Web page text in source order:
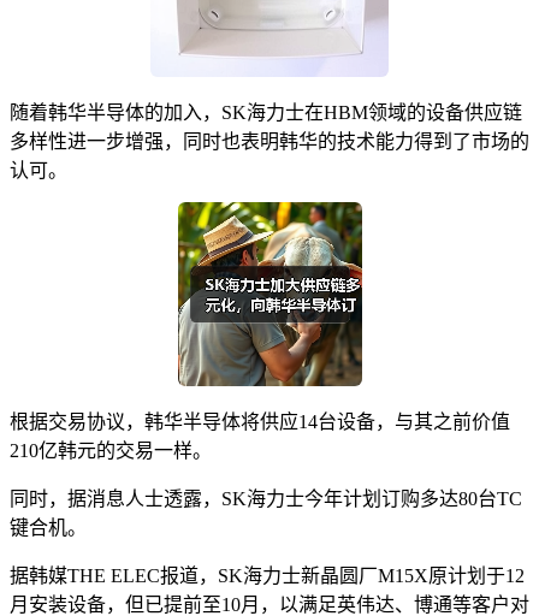
随着韩华半导体的加入，SK海力士在HBM领域的设备供应链
多样性进一步增强，同时也表明韩华的技术能力得到了市场的
认可。
根据交易协议，韩华半导体将供应14台设备，与其之前价值
210亿韩元的交易一样。
同时，据消息人士透露，SK海力士今年计划订购多达80台TC
键合机。
据韩媒THE ELEC报道，SK海力士新晶圆厂M15X原计划于12
月安装设备，但已提前至10月，以满足英伟达、博通等客户对